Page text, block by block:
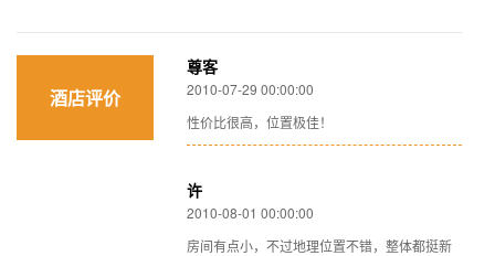
酒店评价
尊客
2010-07-29 00:00:00
性价比很高，位置极佳！
许
2010-08-01 00:00:00
房间有点小，不过地理位置不错，整体都挺新